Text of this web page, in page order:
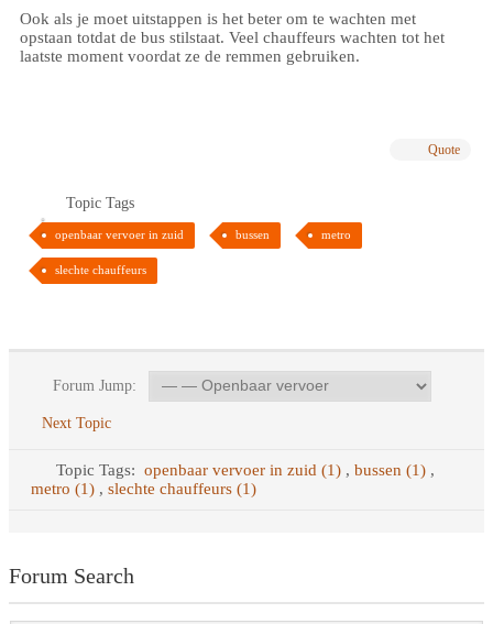
Ook als je moet uitstappen is het beter om te wachten met
opstaan totdat de bus stilstaat. Veel chauffeurs wachten tot het
laatste moment voordat ze de remmen gebruiken.
Quote
Topic Tags
openbaar vervoer in zuid bussen metro
slechte chauffeurs
Forum Jump:
Next Topic
Topic Tags: openbaar vervoer in zuid (1) , bussen (1) ,
metro (1) , slechte chauffeurs (1)
Forum Search